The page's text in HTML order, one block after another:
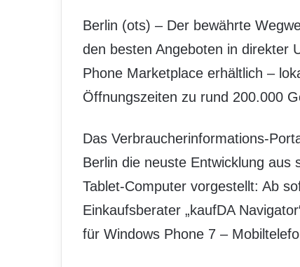
Berlin (ots) – Der bewährte
den besten Angeboten in direkter
Phone Marketplace erhältlich –
Öffnungszeiten zu rund 200.000
Das Verbraucherinformations-
Berlin die neuste Entwicklung aus
Tablet-Computer vorgestellt: Ab
Einkaufsberater „kaufDA
für Windows Phone 7 –